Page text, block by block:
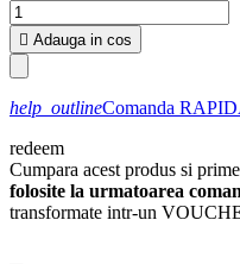
 Adauga in cos
help_outlineComanda
redeem
Cumpara acest produs si
folosite la urmatoarea
transformate intr-un